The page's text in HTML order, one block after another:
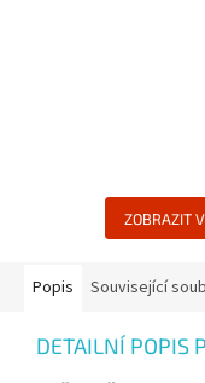
ZOBRAZIT
Popis Související
DETAILNÍ POPIS